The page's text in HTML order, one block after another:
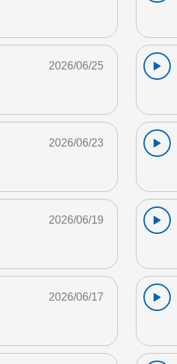
2026/06/25
2026/06/23
2026/06/19
2026/06/17